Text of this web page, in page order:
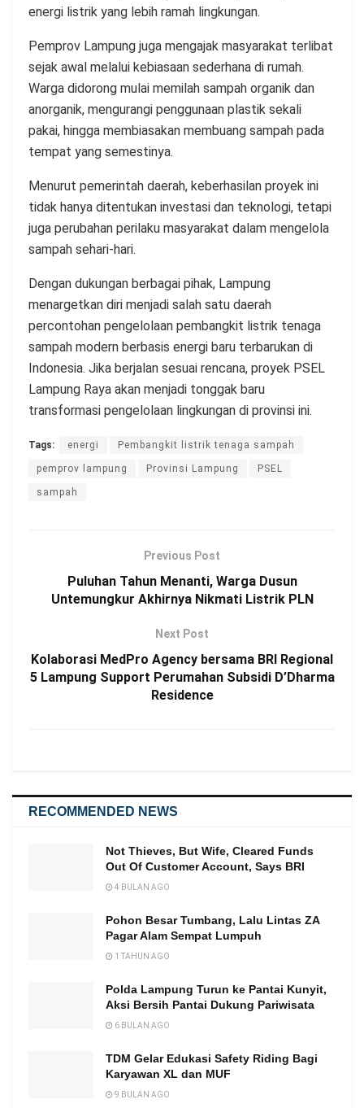
energi listrik yang lebih ramah lingkungan.
Pemprov Lampung juga mengajak masyarakat terlibat
sejak awal melalui kebiasaan sederhana di rumah.
Warga didorong mulai memilah sampah organik dan
anorganik, mengurangi penggunaan plastik sekali
pakai, hingga membiasakan membuang sampah pada
tempat yang semestinya.
Menurut pemerintah daerah, keberhasilan proyek ini
tidak hanya ditentukan investasi dan teknologi, tetapi
juga perubahan perilaku masyarakat dalam mengelola
sampah sehari-hari.
Dengan dukungan berbagai pihak, Lampung
menargetkan diri menjadi salah satu daerah
percontohan pengelolaan pembangkit listrik tenaga
sampah modern berbasis energi baru terbarukan di
Indonesia. Jika berjalan sesuai rencana, proyek PSEL
Lampung Raya akan menjadi tonggak baru
transformasi pengelolaan lingkungan di provinsi ini.
Tags: energi Pembangkit listrik tenaga sampah
pemprov lampung Provinsi Lampung PSEL
sampah
Previous Post
Puluhan Tahun Menanti, Warga Dusun
Untemungkur Akhirnya Nikmati Listrik PLN
Next Post
Kolaborasi MedPro Agency bersama BRI Regional
5 Lampung Support Perumahan Subsidi D’Dharma
Residence
RECOMMENDED NEWS
Not Thieves, But Wife, Cleared Funds
Out Of Customer Account, Says BRI
4 BULAN AGO
Pohon Besar Tumbang, Lalu Lintas ZA
Pagar Alam Sempat Lumpuh
1 TAHUN AGO
Polda Lampung Turun ke Pantai Kunyit,
Aksi Bersih Pantai Dukung Pariwisata
6 BULAN AGO
TDM Gelar Edukasi Safety Riding Bagi
Karyawan XL dan MUF
9 BULAN AGO